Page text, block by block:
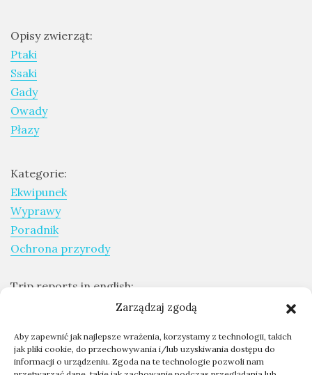
Zarządzaj zgodą
Aby zapewnić jak najlepsze wrażenia, korzystamy z technologii, takich
jak pliki cookie, do przechowywania i/lub uzyskiwania dostępu do
informacji o urządzeniu. Zgoda na te technologie pozwoli nam
Opisy zwierząt:
Ptaki
Ssaki
Gady
Owady
Płazy
Kategorie:
Ekwipunek
Wyprawy
Poradnik
Ochrona przyrody
Trip reports in english:
Skontaktuj się ze mną
Współpraca - kontakt
przyrody
Poradnik
Ptaki
Ssaki
Wyprawy
TAGI
azja
chruściele
czaplowate